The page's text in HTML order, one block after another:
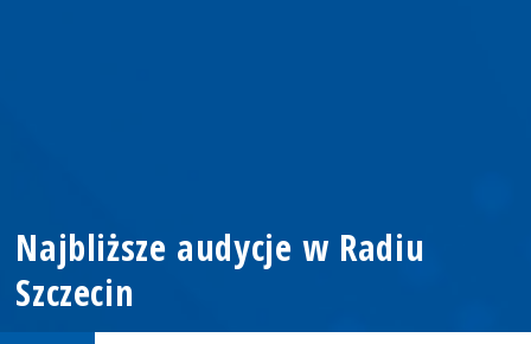
Najbliższe audycje w Radiu
Szczecin